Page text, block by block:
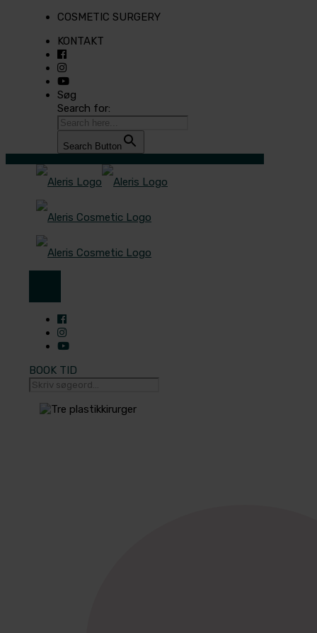
COSMETIC SURGERY
KONTAKT
Søg
Search for:
Search Button
BOOK TID